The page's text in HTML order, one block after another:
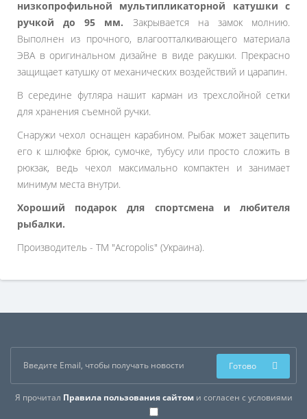
низкопрофильной мультипликаторной катушки с
ручкой до 95 мм. Закрывается на замок молнию.
Выполнен из прочного, влагоотталкивающего материала
ЭВА в оригинальном дизайне в виде ракушки. Прекрасно
защищает катушку от механических воздействий и царапин.
В середине футляра нашит карман из трехслойной сетки
для хранения съемной ручки.
Снаружи чехол оснащен карабином. Рыбак может зацепить
его к шлюфке брюк, сумочке, тубусу или просто сложить в
рюкзак, ведь чехол максимально компактен и занимает
минимум места внутри.
Хороший подарок для спортсмена и любителя
рыбалки.
Производитель - ТМ "Acropolis" (Украина).
Я прочитал Правила пользования сайтоми согласен с условиями
Готово